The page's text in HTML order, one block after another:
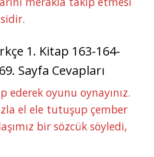
1. Kitap 163-164-
Sayfa Cevapları
ederek oyunu oynayınız.
el ele tutuşup çember
bir sözcük söyledi,